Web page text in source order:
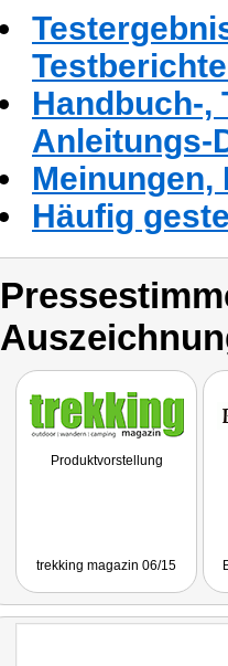
Handbuch-,
Anleitungs-
Häufig
Produktvorstellung
trekking magazin 06/15